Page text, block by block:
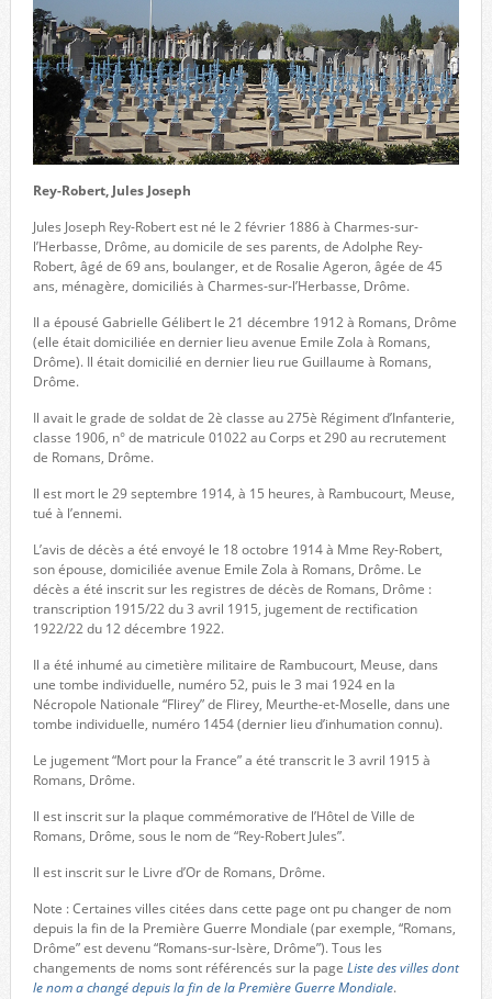
Rey-Robert, Jules Joseph
Jules Joseph Rey-Robert est né le 2 février 1886 à Charmes-sur-
l’Herbasse, Drôme, au domicile de ses parents, de Adolphe Rey-
Robert, âgé de 69 ans, boulanger, et de Rosalie Ageron, âgée de 45
ans, ménagère, domiciliés à Charmes-sur-l’Herbasse, Drôme.
Il a épousé Gabrielle Gélibert le 21 décembre 1912 à Romans, Drôme
(elle était domiciliée en dernier lieu avenue Emile Zola à Romans,
Drôme). Il était domicilié en dernier lieu rue Guillaume à Romans,
Drôme.
Il avait le grade de soldat de 2è classe au 275è Régiment d’Infanterie,
classe 1906, n° de matricule 01022 au Corps et 290 au recrutement
de Romans, Drôme.
Il est mort le 29 septembre 1914, à 15 heures, à Rambucourt, Meuse,
tué à l’ennemi.
L’avis de décès a été envoyé le 18 octobre 1914 à Mme Rey-Robert,
son épouse, domiciliée avenue Emile Zola à Romans, Drôme. Le
décès a été inscrit sur les registres de décès de Romans, Drôme :
transcription 1915/22 du 3 avril 1915, jugement de rectification
1922/22 du 12 décembre 1922.
Il a été inhumé au cimetière militaire de Rambucourt, Meuse, dans
une tombe individuelle, numéro 52, puis le 3 mai 1924 en la
Nécropole Nationale “Flirey” de Flirey, Meurthe-et-Moselle, dans une
tombe individuelle, numéro 1454 (dernier lieu d’inhumation connu).
Le jugement “Mort pour la France” a été transcrit le 3 avril 1915 à
Romans, Drôme.
Il est inscrit sur la plaque commémorative de l’Hôtel de Ville de
Romans, Drôme, sous le nom de “Rey-Robert Jules”.
Il est inscrit sur le Livre d’Or de Romans, Drôme.
Note : Certaines villes citées dans cette page ont pu changer de nom
depuis la fin de la Première Guerre Mondiale (par exemple, “Romans,
Drôme” est devenu “Romans-sur-Isère, Drôme”). Tous les
changements de noms sont référencés sur la page Liste des villes dont
le nom a changé depuis la fin de la Première Guerre Mondiale.